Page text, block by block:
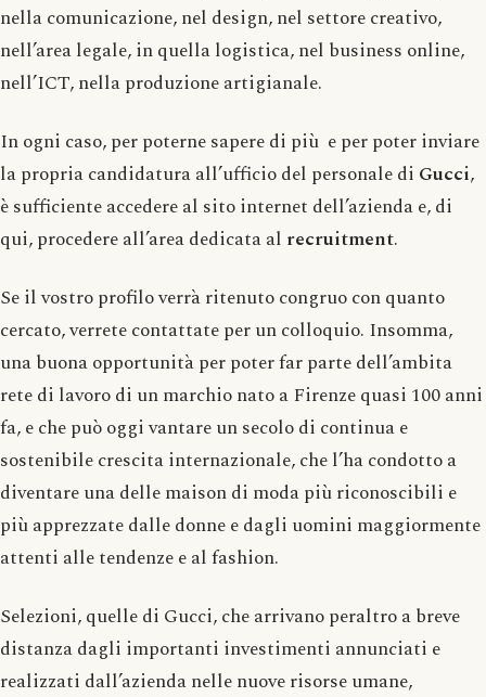
nella comunicazione, nel design, nel settore creativo,
nell’area legale, in quella logistica, nel business online,
nell’ICT, nella produzione artigianale.
In ogni caso, per poterne sapere di più e per poter inviare
la propria candidatura all’ufficio del personale di Gucci,
è sufficiente accedere al sito internet dell’azienda e, di
qui, procedere all’area dedicata al recruitment.
Se il vostro profilo verrà ritenuto congruo con quanto
cercato, verrete contattate per un colloquio. Insomma,
una buona opportunità per poter far parte dell’ambita
rete di lavoro di un marchio nato a Firenze quasi 100 anni
fa, e che può oggi vantare un secolo di continua e
sostenibile crescita internazionale, che l’ha condotto a
diventare una delle maison di moda più riconoscibili e
più apprezzate dalle donne e dagli uomini maggiormente
attenti alle tendenze e al fashion.
Selezioni, quelle di Gucci, che arrivano peraltro a breve
distanza dagli importanti investimenti annunciati e
realizzati dall’azienda nelle nuove risorse umane,